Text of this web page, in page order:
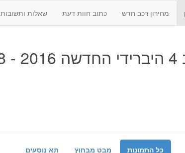
מחירון רכב חדש כתוב חוות דעת שאלות ותשובות
תא נוסעים מבט מבחוץ כל התמונות